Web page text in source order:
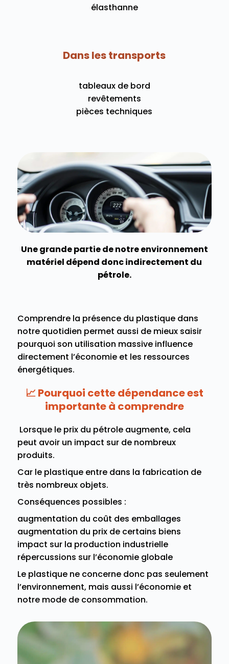
élasthanne
Dans les transports
tableaux de bord
revêtements
pièces techniques
Une grande partie de notre environnement
matériel dépend donc indirectement du
pétrole.
Comprendre la présence du plastique dans
notre quotidien permet aussi de mieux saisir
pourquoi son utilisation massive influence
directement l’économie et les ressources
énergétiques.
📈 Pourquoi cette dépendance est
importante à comprendre
Lorsque le prix du pétrole augmente, cela
peut avoir un impact sur de nombreux
produits.
Car le plastique entre dans la fabrication de
très nombreux objets.
Conséquences possibles :
augmentation du coût des emballages
augmentation du prix de certains biens
impact sur la production industrielle
répercussions sur l’économie globale
Le plastique ne concerne donc pas seulement
l’environnement, mais aussi l’économie et
notre mode de consommation.